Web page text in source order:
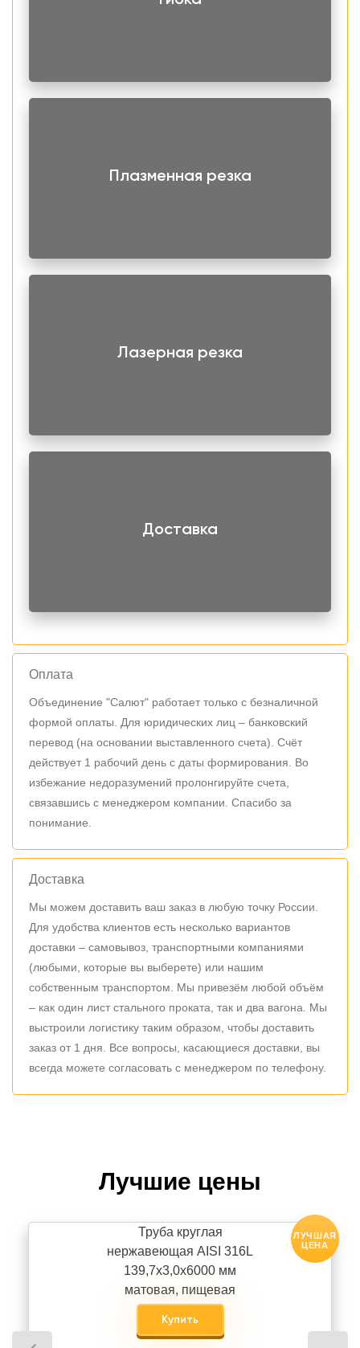
Плазменная резка
Лазерная резка
Доставка
Оплата
Объединение "Салют" работает только с безналичной
формой оплаты. Для юридических лиц – банковский
перевод (на основании выставленного счета). Счёт
действует 1 рабочий день с даты формирования. Во
избежание недоразумений пролонгируйте счета,
связавшись с менеджером компании. Спасибо за
понимание.
Доставка
Мы можем доставить ваш заказ в любую точку России.
Для удобства клиентов есть несколько вариантов
доставки – самовывоз, транспортными компаниями
(любыми, которые вы выберете) или нашим
собственным транспортом. Мы привезём любой объём
– как один лист стального проката, так и два вагона. Мы
выстроили логистику таким образом, чтобы доставить
заказ от 1 дня. Все вопросы, касающиеся доставки, вы
всегда можете согласовать с менеджером по телефону.
Лучшие цены
Труба круглая
нержавеющая AISI 316L
139,7х3,0х6000 мм
матовая, пищевая
Купить
ЛУЧШАЯ
ЦЕНА